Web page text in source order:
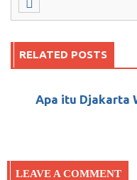
RELATED POSTS
Ngakak Abis!
Apa itu Djakarta
LEAVE A COMMENT